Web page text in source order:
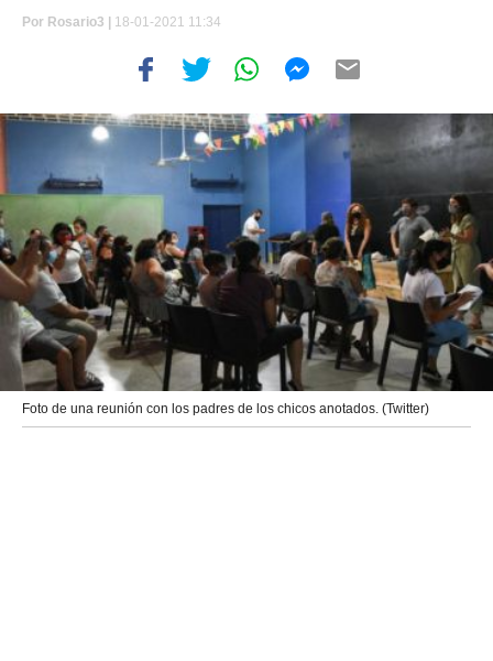
Por Rosario3 | 18-01-2021 11:34
Foto de una reunión con los padres de los chicos anotados. (Twitter)